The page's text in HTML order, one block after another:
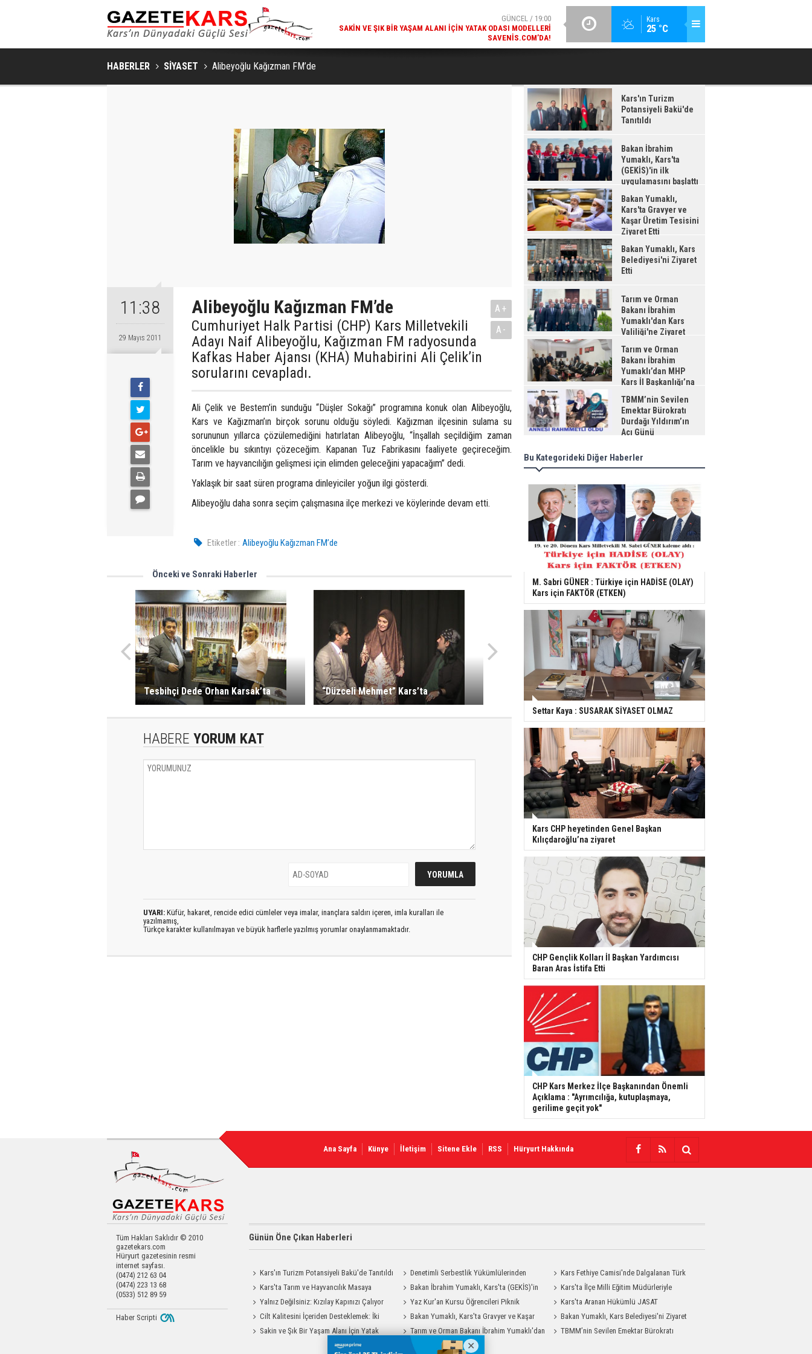
Kars
25 °C
GÜNCEL / 18:38
KARS'IN TURIZM POTANSIYELI BAKÜ'DE TANITILDI
BAKAN İBRAHIM YUMAKLI, KARS'TA (GEKİS)'IN ILK
HABERLER SİYASET Alibeyoğlu Kağızman FM’de
11:38
29 Mayıs 2011
Alibeyoğlu Kağızman FM’de
Cumhuriyet Halk Partisi (CHP) Kars Milletvekili
Adayı Naif Alibeyoğlu, Kağızman FM radyosunda
Kafkas Haber Ajansı (KHA) Muhabirini Ali Çelik’in
sorularını cevapladı.
A+
A-
Ali Çelik ve Bestem’in sunduğu “Düşler Sokağı” programına konuk olan Alibeyoğlu,
Kars ve Kağızman’ın birçok sorunu olduğu söyledi. Kağızman ilçesinin sulama su
sorununun yıllarca çözülemediğini hatırlatan Alibeyoğlu, “İnşallah seçildiğim zaman
öncelikle bu sıkıntıyı çözeceğim. Kapanan Tuz Fabrikasını faaliyete geçireceğim.
Tarım ve hayvancılığın gelişmesi için elimden geleceğini yapacağım” dedi.
Yaklaşık bir saat süren programa dinleyiciler yoğun ilgi gösterdi.
Alibeyoğlu daha sonra seçim çalışmasına ilçe merkezi ve köylerinde devam etti.
Etiketler : Alibeyoğlu Kağızman FM’de
Önceki ve Sonraki Haberler
Tesbihçi Dede Orhan Karsak’ta “Düzceli Mehmet” Kars’ta
HABERE YORUM KAT
UYARI: Küfür, hakaret, rencide edici cümleler veya imalar, inançlara saldırı içeren, imla kuralları ile
yazılmamış,
Türkçe karakter kullanılmayan ve büyük harflerle yazılmış yorumlar onaylanmamaktadır.
Kars'ın Turizm
Potansiyeli Bakü'de
Tanıtıldı
Bakan İbrahim
Yumaklı, Kars'ta
(GEKİS)'in ilk
uygulamasını başlattı
Bakan Yumaklı,
Kars'ta Gravyer ve
Kaşar Üretim Tesisini
Ziyaret Etti
Bakan Yumaklı, Kars
Belediyesi'ni Ziyaret
Etti
Tarım ve Orman
Bakanı İbrahim
Yumaklı'dan Kars
Valiliği'ne Ziyaret
Tarım ve Orman
Bakanı İbrahim
Yumaklı’dan MHP
Kars İl Başkanlığı’na
Ziyaret
TBMM’nin Sevilen
Emektar Bürokratı
Durdağı Yıldırım’ın
Acı Günü
Bu Kategorideki Diğer Haberler
M. Sabri GÜNER : Türkiye için HADİSE (OLAY)
Kars için FAKTÖR (ETKEN)
Settar Kaya : SUSARAK SİYASET OLMAZ
Kars CHP heyetinden Genel Başkan
Kılıçdaroğlu’na ziyaret
CHP Gençlik Kolları İl Başkan Yardımcısı
Baran Aras İstifa Etti
CHP Kars Merkez İlçe Başkanından Önemli
Açıklama : "Ayrımcılığa, kutuplaşmaya,
gerilime geçit yok"
Ana Sayfa Künye İletişim Sitene Ekle RSS Hüryurt Hakkında
Tüm Hakları Saklıdır © 2010
gazetekars.com
Hüryurt gazetesinin resmi
internet sayfası.
(0474) 212 63 04
(0474) 223 13 68
(0533) 512 89 59
Günün Öne Çıkan Haberleri
Kars'ın Turizm Potansiyeli Bakü'de Tanıtıldı
Denetimli Serbestlik Yükümlülerinden
Okula Temizlik Desteği
Kars Fethiye Camisi'nde Dalgalanan Türk
Bayrağı Görenlerin Beğenisini Topladı
Kars'ta Tarım ve Hayvancılık Masaya
Yatırıldı
Bakan İbrahim Yumaklı, Kars'ta (GEKİS)'in
ilk uygulamasını başlattı
Kars'ta İlçe Milli Eğitim Müdürleriyle
Değerlendirme Toplantısı
Yalnız Değilsiniz: Kızılay Kapınızı Çalıyor
Yaz Kur'an Kursu Öğrencileri Piknik
Coşkusu Yaşadı
Kars'ta Aranan Hükümlü JASAT
Operasyonuyla Yakalandı
Cilt Kalitesini İçeriden Desteklemek: İki
Enjeksiyon Uygulamasının Karşılaştırması
Bakan Yumaklı, Kars'ta Gravyer ve Kaşar
Üretim Tesisini Ziyaret Etti
Bakan Yumaklı, Kars Belediyesi'ni Ziyaret
Etti
Sakin ve Şık Bir Yaşam Alanı İçin Yatak
Odası Modelleri Savenis.com’da!
Tarım ve Orman Bakanı İbrahim Yumaklı'dan
Kars Valiliği'ne Ziyaret
TBMM’nin Sevilen Emektar Bürokratı
Haber Scripti